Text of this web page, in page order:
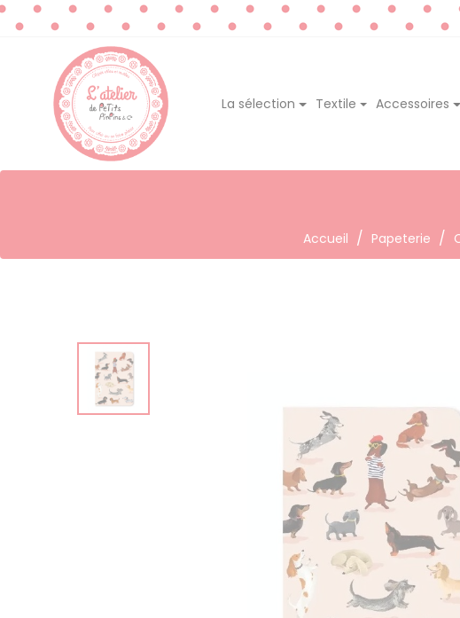
La sélection Textile Accessoires
Accueil Papeterie